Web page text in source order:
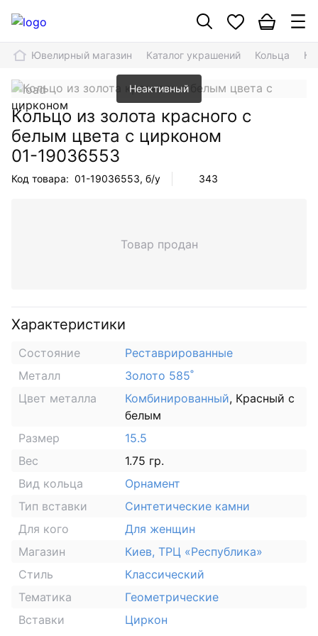
Ювелирный магазин Каталог украшений Кольца
Неактивный
Кольцо из золота красного с
белым цвета с цирконом
01-19036553
Код товара: 01-19036553, б/у 343
Товар продан
Характеристики
Состояние
Реставрированные
Металл
Золото 585˚
Цвет металла
Комбинированный, Красный с
белым
Размер
15.5
Вес
1.75 гр.
Вид кольца
Орнамент
Тип вставки
Синтетические камни
Для кого
Для женщин
Магазин
Киев, ТРЦ «Республика»
Стиль
Классический
Тематика
Геометрические
Вставки
Циркон